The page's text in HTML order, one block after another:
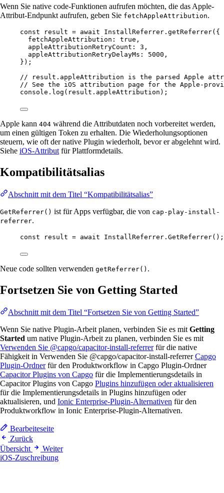
Wenn Sie native code-Funktionen aufrufen möchten, die das Apple-
Attribut-Endpunkt aufrufen, geben Sie fetchAppleAttribution.
const result = await InstallReferrer. getReferrer({
fetchAppleAttribution: true ,
appleAttributionRetryCount: 3 ,
appleAttributionRetryDelayMs: 5000 ,
});
// result.appleAttribution is the parsed Apple
// See the iOS attribution page for the Apple-
console. log (result.appleAttribution);
Apple kann 404 während die Attributdaten noch vorbereitet werden,
um einen gültigen Token zu erhalten. Die Wiederholungsoptionen
steuern, wie oft der native Plugin wiederholt, bevor er abgelehnt wird.
Siehe iOS-Attributfür Plattformdetails.
Kompatibilitätsalias
Abschnitt mit dem Titel “Kompatibilitätsalias”
GetReferrer() ist für Apps verfügbar, die von cap-play-install-
referrer.
const result = await InstallReferrer. GetReferrer();
Neue code sollten verwenden getReferrer() .
Fortsetzen Sie von Getting Started
Abschnitt mit dem Titel “Fortsetzen Sie von Getting Started”
Wenn Sie native Plugin-Arbeit planen, verbinden Sie es mit Getting
Started um native Plugin-Arbeit zu planen, verbinden Sie es mit
Verwenden Sie @capgo/capacitor-install-referrerfür die native
Fähigkeit in Verwenden Sie @capgo/capacitor-install-referrerCapgo
Plugin-Ordnerfür den Produktworkflow in Capgo Plugin-Ordner
Capacitor Plugins von Capgo für die Implementierungsdetails in
Capacitor Plugins von Capgo Plugins hinzufügen oder aktualisieren
für die Implementierungsdetails in Plugins hinzufügen oder
aktualisieren, und Ionic Enterprise-Plugin-Alternativen für den
Produktworkflow in Ionic Enterprise-Plugin-Alternativen.
Bearbeiteseite
Zurück
Übersicht
Weiter
iOS-Zuschreibung